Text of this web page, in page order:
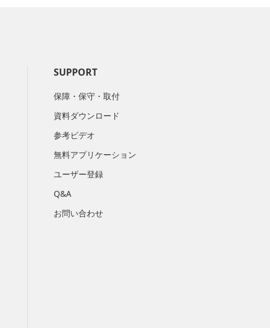
SUPPORT
保障・保守・取付
資料ダウンロード
参考ビデオ
無料アプリケーション
ユーザー登録
Q&A
お問い合わせ